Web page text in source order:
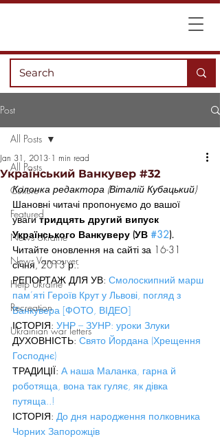
Post
All Posts
Culture
Featured
News Ukraine
News Vancouver
Help Ukraine
Recreation
Ukrainian war letters
All Posts
Український Ванкувер #32
Jan 31, 2013 1 min read
Колонка редактора (Віталій Кубацький)
Шановні читачі пропонуємо до вашої
уваги тридцять другий випуск
Українського Ванкуверу (УВ #32).
Читайте оновлення на сайті за 16-31
січня, 2013 р.:
РЕПОРТАЖ ДЛЯ УВ: Смолоскипний марш
пам’яті Героїв Крут у Львові, погляд з
Ванкувера [ФОТО, ВІДЕО]
ІСТОРІЯ: УНР – ЗУНР: уроки Злуки
ДУХОВНІСТЬ: Свято Йордана (Хрещення
Господнє)
ТРАДИЦІЇ: А наша Маланка, гарна й
роботяща, вона так гуляє, як дівка
путяща..!
ІСТОРІЯ: До дня народження полковника
Чорних Запорожців